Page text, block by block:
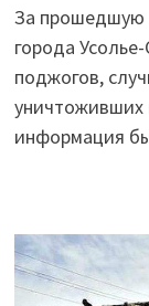
За прошедшую
города
поджогов,
информация